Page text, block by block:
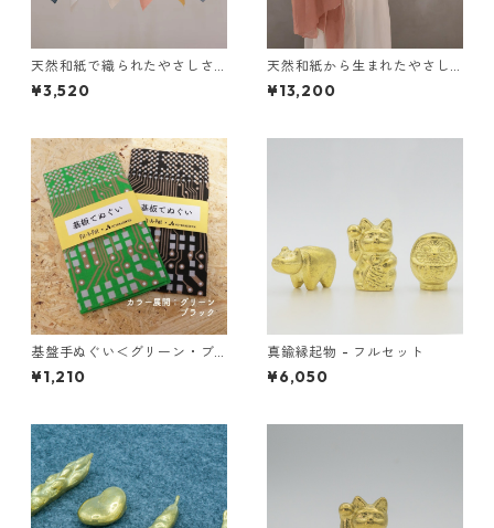
天然和紙で織られたやさしさ
のハンカチ
¥3,520
天然和紙から生まれたやさし
さのストール
¥13,200
基盤手ぬぐい＜グリーン・ブ
ラック＞
¥1,210
真鍮縁起物 - フルセット
¥6,050